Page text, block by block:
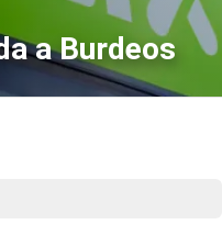
a Burdeos